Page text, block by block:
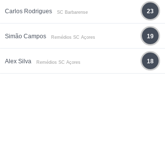
Carlos Rodrigues SC Barbarense 23
Simão Campos Remédios SC Açores 19
Alex Silva Remédios SC Açores 18